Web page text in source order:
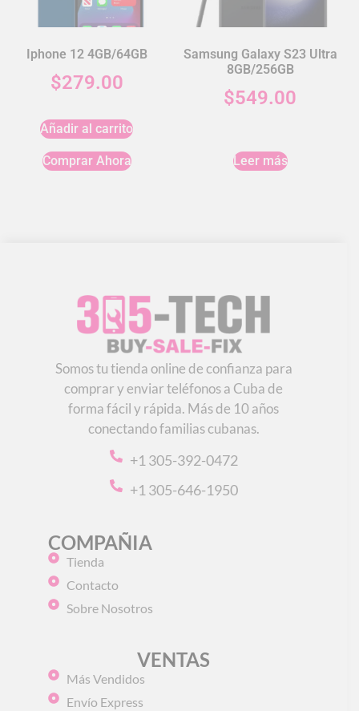
Iphone 12 4GB/64GB
$279.00
Añadir al carrito
Comprar Ahora
Samsung Galaxy S23 Ultra
8GB/256GB
$549.00
Leer más
Somos tu tienda online de confianza para
comprar y enviar teléfonos a Cuba de
forma fácil y rápida. Más de 10 años
conectando familias cubanas.
+1 305-392-0472
+1 305-646-1950
COMPAÑIA
Tienda
Contacto
Sobre Nosotros
VENTAS
Más Vendidos
Envío Express